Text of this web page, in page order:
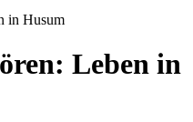
in Husum
Leben in